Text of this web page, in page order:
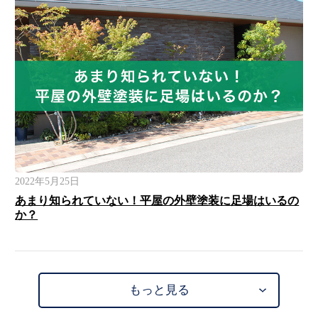
2022年5月25日
あまり知られていない！平屋の外壁塗装に足場はいるの
か？
もっと見る